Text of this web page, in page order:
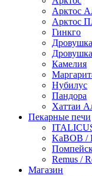
Арктос
Арктос
Гинкго
Камелия
Нубилус
Пандора
Хаттаи
Пекарные печи
KaBOB /
Remus /
Магазин